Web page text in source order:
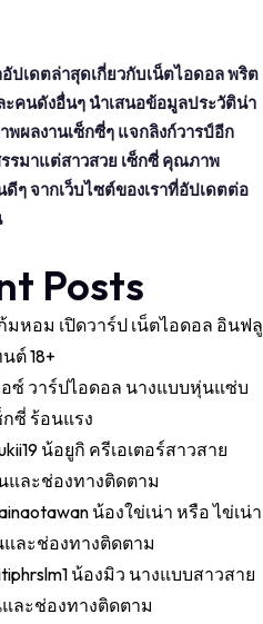
ปเดตล่าสุดเกี่ยวกับเน็ตไอดอล พริต
คนดังอื่นๆ นำเสนอข้อมูลประวัติน่า
พผลงานเซ็กซี่ๆ แจกลิงก์วารป์อีก
รมาแต่สาวสวย เซ็กซี่ คุณภาพ
ๆ จากเว็บไซต์ของเราที่อัปเดตต่อ
Posts
มหอม เปิดวาร์ป เน็ตไอดอล อินฟลู
ต์ 18+
อซ์ วาร์ปไอดอล นางแบบหุ่นแซ่บ
กซี่ ร้อนแรง
น้อยูกิ ครีเอเตอร์สาวสาย
และช่องทางติดตาม
น้องใข่เน่า หรือ ไข่เน่า
และช่องทางติดตาม
น้องมิว นางแบบสาวสาย
ละช่องทางติดตาม